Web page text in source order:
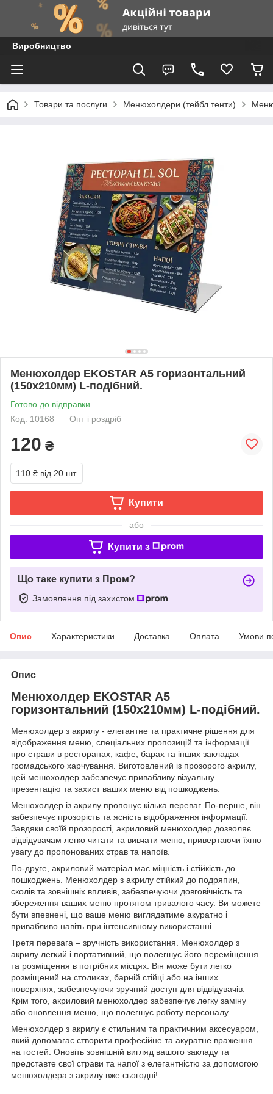
Виробництво
Товари та послуги Менюхолдери (тейбл тенти)
Менюхолдер EKOSTAR А5 горизонтальний
(150х210мм) L-подібний.
Готово до відправки
Код: 10168
Опт і роздріб
120 ₴
110 ₴ від 20 шт.
Купити
або
Купити з
Що таке купити з Пром?
Замовлення під захистом
Опис Характеристики Доставка Оплата Умови
Опис
Менюхолдер EKOSTAR А5
горизонтальний (150х210мм) L-подібний.
Менюхолдер з акрилу - елегантне та практичне рішення для
відображення меню, спеціальних пропозицій та інформації
про страви в ресторанах, кафе, барах та інших закладах
громадського харчування. Виготовлений із прозорого акрилу,
цей менюхолдер забезпечує привабливу візуальну
презентацію та захист ваших меню від пошкоджень.
Менюхолдер із акрилу пропонує кілька переваг. По-перше, він
забезпечує прозорість та ясність відображення інформації.
Завдяки своїй прозорості, акриловий менюхолдер дозволяє
відвідувачам легко читати та вивчати меню, привертаючи їхню
увагу до пропонованих страв та напоїв.
По-друге, акриловий матеріал має міцність і стійкість до
пошкоджень. Менюхолдер з акрилу стійкий до подряпин,
сколів та зовнішніх впливів, забезпечуючи довговічність та
збереження ваших меню протягом тривалого часу. Ви можете
бути впевнені, що ваше меню виглядатиме акуратно і
привабливо навіть при інтенсивному використанні.
Третя перевага – зручність використання. Менюхолдер з
акрилу легкий і портативний, що полегшує його переміщення
та розміщення в потрібних місцях. Він може бути легко
розміщений на столиках, барній стійці або на інших
поверхнях, забезпечуючи зручний доступ для відвідувачів.
Крім того, акриловий менюхолдер забезпечує легку заміну
або оновлення меню, що полегшує роботу персоналу.
Менюхолдер з акрилу є стильним та практичним аксесуаром,
який допомагає створити професійне та акуратне враження
на гостей. Оновіть зовнішній вигляд вашого закладу та
представте свої страви та напої з елегантністю за допомогою
менюхолдера з акрилу вже сьогодні!